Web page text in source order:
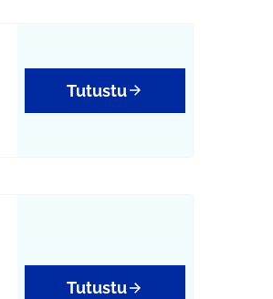
Tutustu
Tutustu